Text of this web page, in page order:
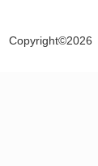
Copyright©2026